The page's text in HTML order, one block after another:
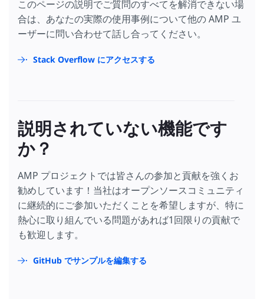
このページの説明でご質問のすべてを解消できない場
合は、あなたの実際の使用事例について他の AMP ユ
ーザーに問い合わせて話し合ってください。
Stack Overflow にアクセスする
説明されていない機能です
か？
AMP プロジェクトでは皆さんの参加と貢献を強くお
勧めしています！当社はオープンソースコミュニティ
に継続的にご参加いただくことを希望しますが、特に
熱心に取り組んでいる問題があれば1回限りの貢献で
も歓迎します。
GitHub でサンプルを編集する